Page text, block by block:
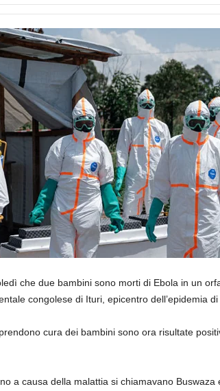
che due bambini sono morti di Ebola in un
congolese di Ituri, epicentro dell’epidemia di
cura dei bambini sono ora risultate
a causa della malattia si chiamavano Buswaza